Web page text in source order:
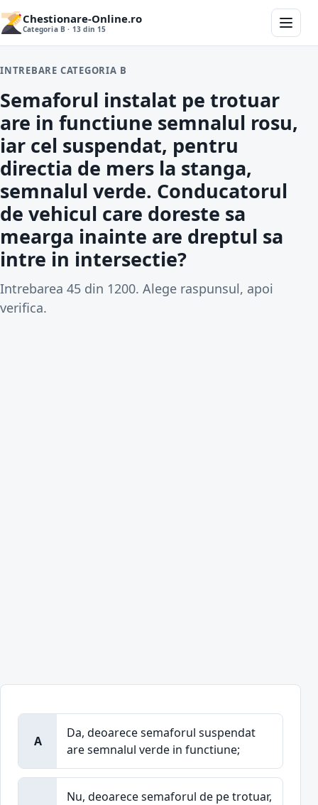
Chestionare-Online.ro
Categoria B · 13 din 15
INTREBARE CATEGORIA B
Semaforul instalat pe trotuar
are in functiune semnalul rosu,
iar cel suspendat, pentru
directia de mers la stanga,
semnalul verde. Conducatorul
de vehicul care doreste sa
mearga inainte are dreptul sa
intre in intersectie?
Intrebarea 45 din 1200. Alege raspunsul, apoi
verifica.
A
Da, deoarece semaforul suspendat
are semnalul verde in functiune;
Nu, deoarece semaforul de pe trotuar,